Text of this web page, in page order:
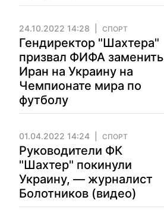
24.10.2022 14:28 СПОРТ
Гендиректор "Шахтера"
призвал ФИФА заменить
Иран на Украину на
Чемпионате мира по
футболу
01.04.2022 14:24 СПОРТ
Руководители ФК
"Шахтер" покинули
Украину, — журналист
Болотников (видео)